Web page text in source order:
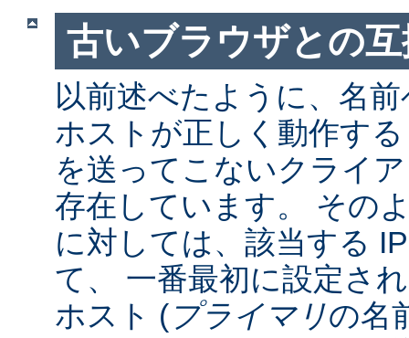
古いブラウザとの
以前述べたように、名
ホストが正しく動作す
を送ってこないクライ
存在しています。 その
に対しては、該当する
て、 一番最初に設定さ
ホスト ( プライマリの名